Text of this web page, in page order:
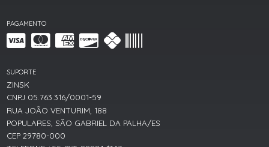
PAGAMENTO
SUPORTE
ZINSK
CNPJ 05.763.316/0001-59
RUA JOÃO VENTURIM, 188
POPULARES, SÃO GABRIEL DA PALHA/ES
CEP 29780-000